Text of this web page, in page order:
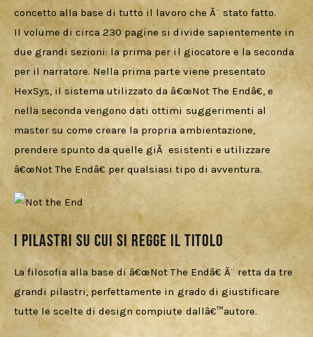
concetto alla base di tutto il lavoro che Ã¨ stato fatto.
Il volume di circa 230 pagine si divide sapientemente in
due grandi sezioni: la prima per il giocatore e la seconda
per il narratore. Nella prima parte viene presentato
HexSys, il sistema utilizzato da â€œNot The Endâ€, e
nella seconda vengono dati ottimi suggerimenti al
master su come creare la propria ambientazione,
prendere spunto da quelle giÃ  esistenti e utilizzare
â€œNot The Endâ€ per qualsiasi tipo di avventura.
I Pilastri su cui si regge il titolo
La filosofia alla base di â€œNot The Endâ€ Ã¨ retta da tre
grandi pilastri, perfettamente in grado di giustificare
tutte le scelte di design compiute dallâ€™autore.